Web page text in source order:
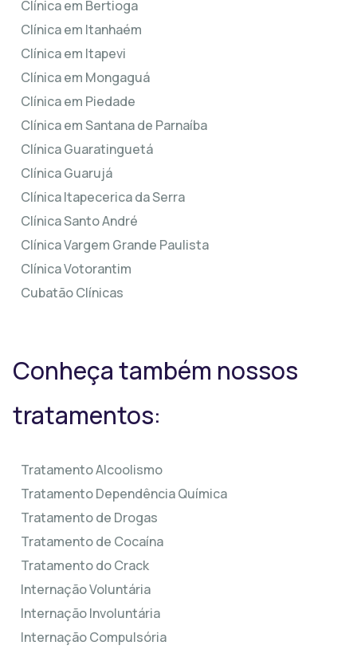
Clínica em Bertioga
Clínica em Itanhaém
Clínica em Itapevi
Clínica em Mongaguá
Clínica em Piedade
Clínica em Santana de Parnaíba
Clínica Guaratinguetá
Clínica Guarujá
Clínica Itapecerica da Serra
Clínica Santo André
Clínica Vargem Grande Paulista
Clínica Votorantim
Cubatão Clínicas
Conheça também nossos
tratamentos:
Tratamento Alcoolismo
Tratamento Dependência Química
Tratamento de Drogas
Tratamento de Cocaína
Tratamento do Crack
Internação Voluntária
Internação Involuntária
Internação Compulsória